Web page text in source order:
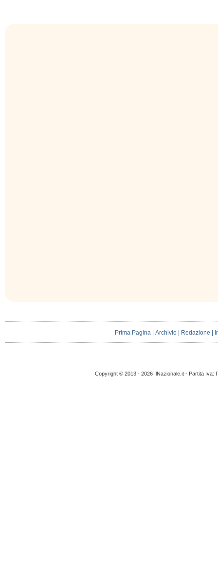
Prima Pagina |Archivio Redazione
Copyright © 2013 - 2026 IlNazionale.it - Partita Iva: